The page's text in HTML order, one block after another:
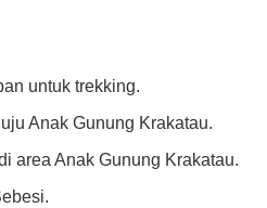
untuk trekking.
Anak Gunung Krakatau.
area Anak Gunung Krakatau.